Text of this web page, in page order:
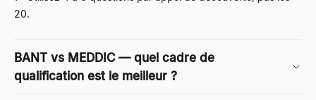
20.
BANT vs MEDDIC — quel cadre de
qualification est le meilleur ?